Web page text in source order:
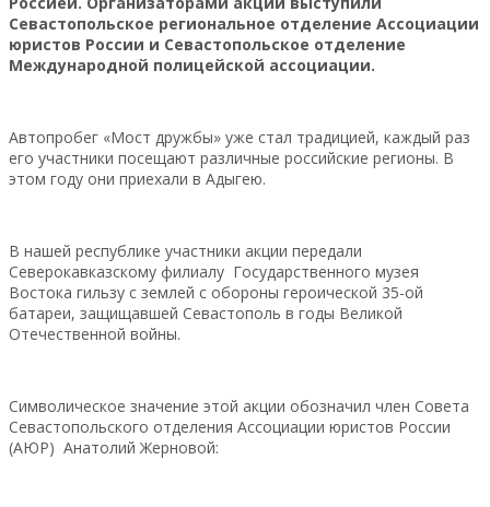
Севастопольское региональное отделение Ассоциации
юристов России и Севастопольское отделение
Международной полицейской ассоциации.
Автопробег «Мост дружбы» уже стал традицией, каждый раз
его участники посещают различные российские регионы. В
этом году они приехали в Адыгею.
В нашей республике участники акции передали
Северокавказскому филиалу Государственного музея
Востока гильзу с землей с обороны героической 35-ой
батареи, защищавшей Севастополь в годы Великой
Отечественной войны.
Символическое значение этой акции обозначил член Совета
Севастопольского отделения Ассоциации юристов России
(АЮР) Анатолий Жерновой: